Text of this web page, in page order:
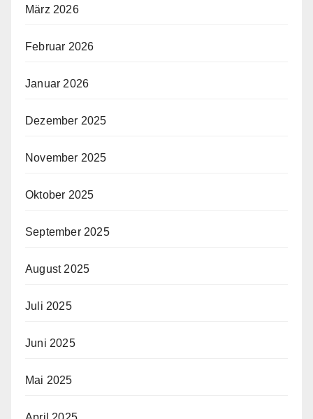
März 2026
Februar 2026
Januar 2026
Dezember 2025
November 2025
Oktober 2025
September 2025
August 2025
Juli 2025
Juni 2025
Mai 2025